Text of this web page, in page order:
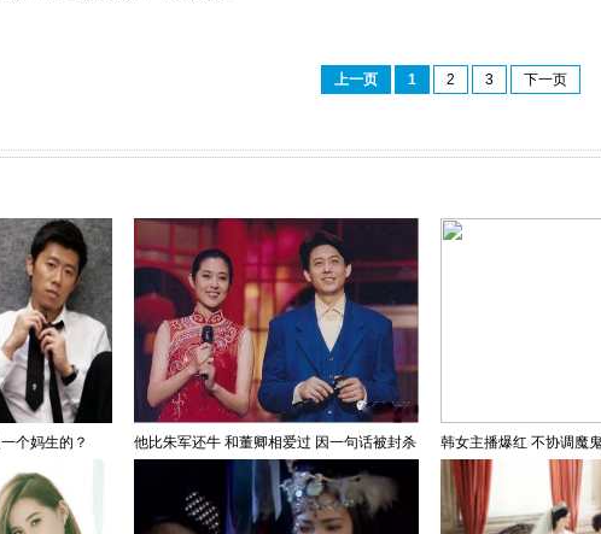
上一页 1 2 3 下一页
个妈生的？ 他比朱军还牛 和董卿相爱过 因一句话被封杀 韩女主播爆红 不协调魔